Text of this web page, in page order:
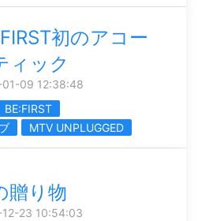
初のアコー
ィック
09 12:38:48
BE:FIRST
MTV UNPLUGGED
贈り物
23 10:54:03